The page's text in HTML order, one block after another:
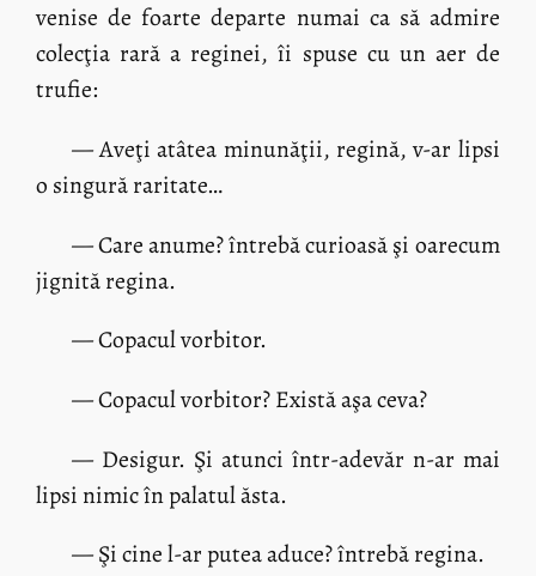
venise de foarte departe numai ca să admire
colecţia rară a reginei, îi spuse cu un aer de
trufie:
— Aveţi atâtea minunăţii, regină, v-ar lipsi
o singură raritate…
— Care anume? întrebă curioasă şi oarecum
jignită regina.
— Copacul vorbitor.
— Copacul vorbitor? Există aşa ceva?
— Desigur. Şi atunci într-adevăr n-ar mai
lipsi nimic în palatul ăsta.
— Şi cine l-ar putea aduce? întrebă regina.